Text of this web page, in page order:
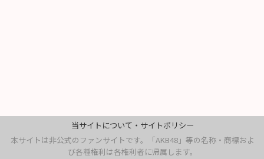
当サイトについて・サイトポリシー
本サイトは非公式のファンサイトです。「AKB48」等の名称・商標およ
び各種権利は各権利者に帰属します。